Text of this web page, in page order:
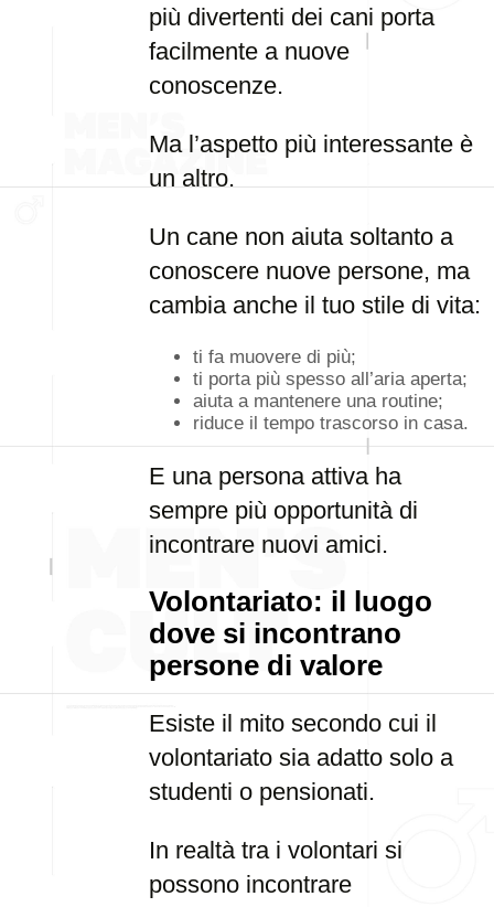
più divertenti dei cani porta
facilmente a nuove
conoscenze.
Ma l’aspetto più interessante è
un altro.
Un cane non aiuta soltanto a
conoscere nuove persone, ma
cambia anche il tuo stile di vita:
ti fa muovere di più;
ti porta più spesso all’aria aperta;
aiuta a mantenere una routine;
riduce il tempo trascorso in casa.
E una persona attiva ha
sempre più opportunità di
incontrare nuovi amici.
Volontariato: il luogo
dove si incontrano
persone di valore
Esiste il mito secondo cui il
volontariato sia adatto solo a
studenti o pensionati.
In realtà tra i volontari si
possono incontrare